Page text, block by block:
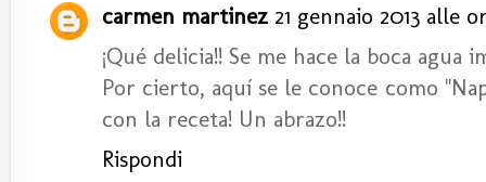
carmen martinez 21 gennaio 2013 alle
¡Qué delicia!! Se me hace la boca
Por cierto, aquí se le conoce como
con la receta! Un abrazo!!
Rispondi